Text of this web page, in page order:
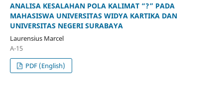
ANALISA KESALAHAN POLA KALIMAT “?” PADA
MAHASISWA UNIVERSITAS WIDYA KARTIKA DAN
UNIVERSITAS NEGERI SURABAYA
Laurensius Marcel
A-15
PDF (English)